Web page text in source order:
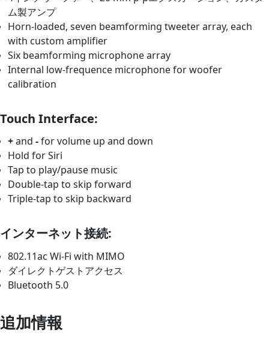
ム製アンプ
Horn-loaded, seven beamforming tweeter array, each
with custom amplifier
Six beamforming microphone array
Internal low-frequence microphone for woofer
calibration
Touch Interface:
+and-for volume up and down
Hold for Siri
Tap to play/pause music
Double-tap to skip forward
Triple-tap to skip backward
インターネット接続:
802.11ac Wi-Fi with MIMO
ダイレクトゲストアクセス
Bluetooth 5.0
追加情報